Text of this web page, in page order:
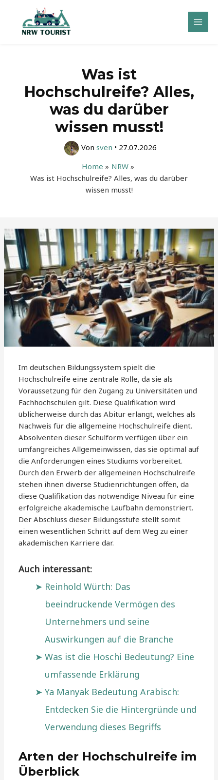
springen
Main
Was ist
Hochschulreife? Alles,
was du darüber
wissen musst!
Von sven • 27.07.2026
Home
NRW
Was ist Hochschulreife? Alles, was du darüber
wissen musst!
Im deutschen Bildungssystem spielt die
Hochschulreife eine zentrale Rolle, da sie als
Voraussetzung für den Zugang zu Universitäten und
Fachhochschulen gilt. Diese Qualifikation wird
üblicherweise durch das Abitur erlangt, welches als
Nachweis für die allgemeine Hochschulreife dient.
Absolventen dieser Schulform verfügen über ein
umfangreiches Allgemeinwissen, das sie optimal auf
die Anforderungen eines Studiums vorbereitet.
Durch den Erwerb der allgemeinen Hochschulreife
stehen ihnen diverse Studienrichtungen offen, da
diese Qualifikation das notwendige Niveau für eine
erfolgreiche akademische Laufbahn demonstriert.
Der Abschluss dieser Bildungsstufe stellt somit
einen wesentlichen Schritt auf dem Weg zu einer
akademischen Karriere dar.
Auch interessant:
Reinhold Würth: Das
beeindruckende Vermögen des
Unternehmers und seine
Auswirkungen auf die Branche
Was ist die Hoschi Bedeutung? Eine
umfassende Erklärung
Ya Manyak Bedeutung Arabisch:
Entdecken Sie die Hintergründe und
Verwendung dieses Begriffs
Arten der Hochschulreife im
Überblick